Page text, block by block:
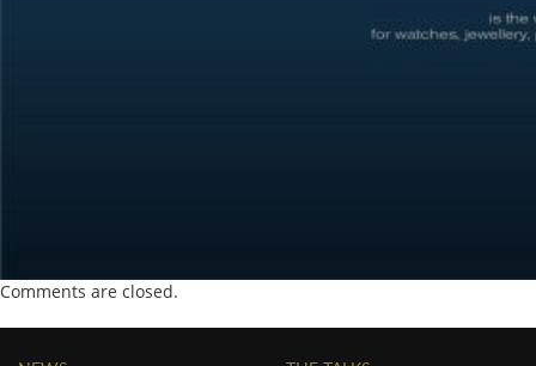
Comments are closed.